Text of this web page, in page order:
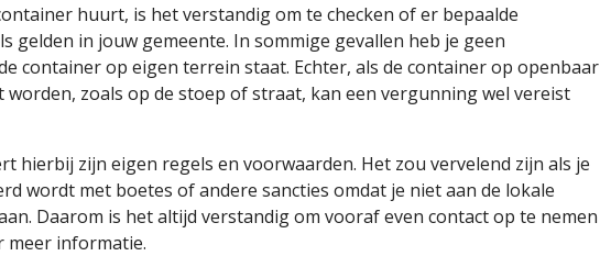
huurt, is het verstandig om te checken of er bepaalde
gelden in jouw gemeente. In sommige gevallen heb je geen
container op eigen terrein staat. Echter, als de container op openbaar
zoals op de stoep of straat, kan een vergunning wel vereist
hierbij zijn eigen regels en voorwaarden. Het zou vervelend zijn als je
wordt met boetes of andere sancties omdat je niet aan de lokale
Daarom is het altijd verstandig om vooraf even contact op te nemen
meer informatie.